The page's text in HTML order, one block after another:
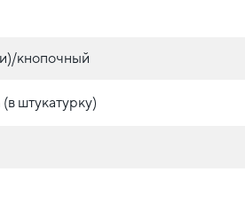
кнопочный
штукатурку)